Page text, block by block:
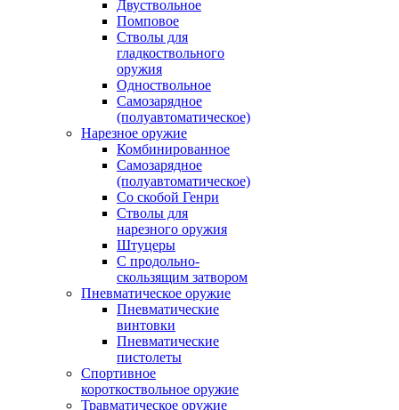
Двуствольное
Помповое
Стволы для
гладкоствольного
оружия
Одноствольное
Самозарядное
(полуавтоматическое)
Нарезное оружие
Комбинированное
Самозарядное
(полуавтоматическое)
Со скобой Генри
Стволы для
нарезного оружия
Штуцеры
С продольно-
скользящим затвором
Пневматическое оружие
Пневматические
винтовки
Пневматические
пистолеты
Спортивное
короткоствольное оружие
Травматическое оружие